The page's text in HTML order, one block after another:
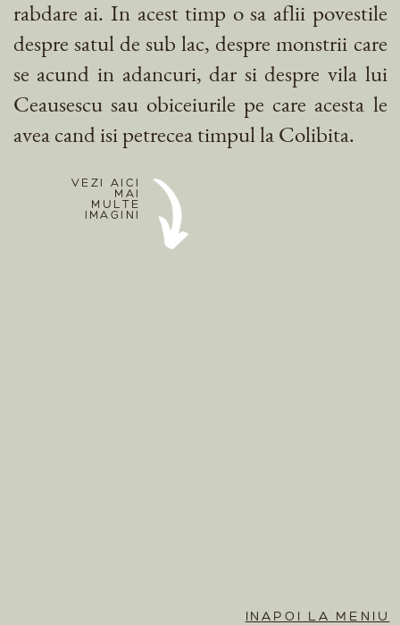
rabdare ai. In acest timp o sa aflii povestile
despre satul de sub lac, despre monstrii care
se acund in adancuri, dar si despre vila lui
Ceausescu sau obiceiurile pe care acesta le
avea cand isi petrecea timpul la Colibita.
VEZI AICI
MAI
MULTE
IMAGINI
INAPOI LA MENIU